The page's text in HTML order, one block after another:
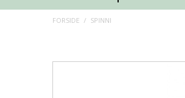
FORSIDE / SPINNI